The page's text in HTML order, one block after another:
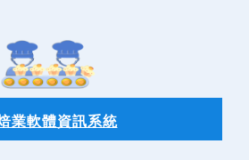
業軟體資訊系統